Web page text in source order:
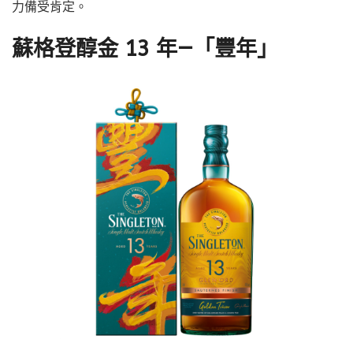
力備受肯定。
蘇格登醇金 13 年—「豐年」